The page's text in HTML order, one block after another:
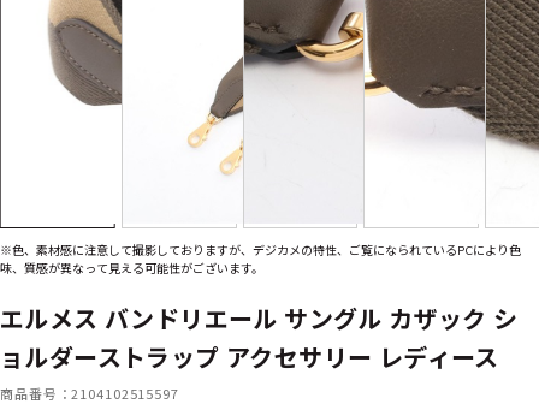
※色、素材感に注意して撮影しておりますが、デジカメの特性、ご覧になられているPCにより色
味、質感が異なって見える可能性がございます。
エルメス バンドリエール サングル カザック シ
ョルダーストラップ アクセサリー レディース
商品番号：2104102515597